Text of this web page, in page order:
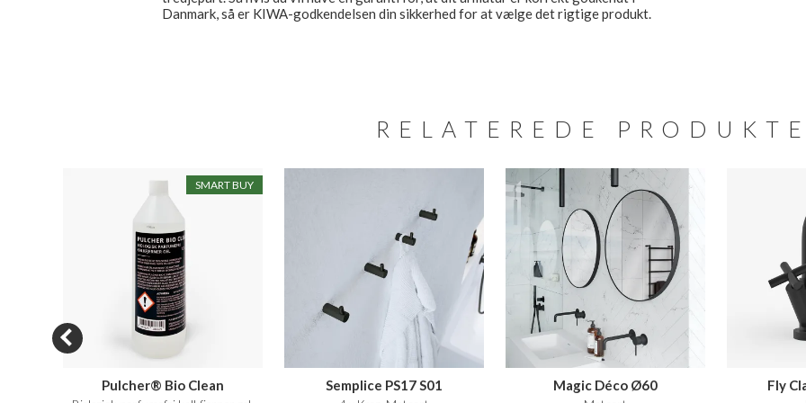
Danmark, så er KIWA-godkendelsen din sikkerhed for at vælge det rigtige produkt.
RELATEREDE
SMART BUY
Pulcher® Bio Clean Semplice PS17 S01 Magic Déco Ø60 Fly